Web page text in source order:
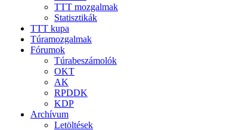
TTT mozgalmak
Statisztikák
TTT kupa
Túramozgalmak
Fórumok
Túrabeszámolók
OKT
AK
RPDDK
KDP
Archívum
Letöltések